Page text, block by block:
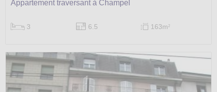
Appartement traversant à Champel
3 6.5 163m2